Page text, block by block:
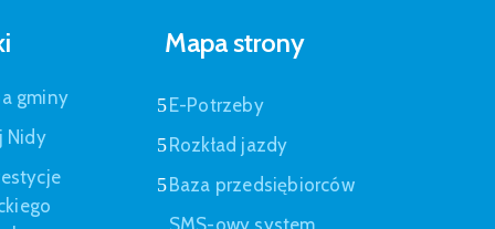
gminy
Nidy
Mapa strony
E-Potrzeby
Rozkład jazdy
Baza przedsiębiorców
SMS-owy system